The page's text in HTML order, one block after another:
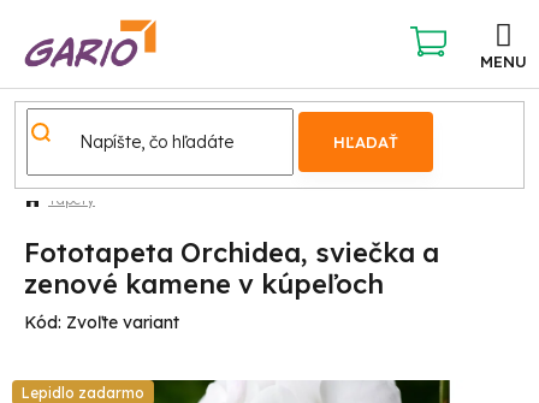
obsah
HĽADAŤ
NÁKUPNÝ
KOŠÍK
Tapety
Fototapeta Orchidea, sviečka a
zenové kamene v kúpeľoch
Kód: Zvoľte variant
Lepidlo zadarmo